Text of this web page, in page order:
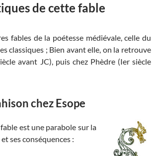
de cette fable
fables de la poétesse médiévale, celle du
classiques ; Bien avant elle, on la retrouve
avant JC), puis chez Phèdre (Ier siècle
chez Esope
est une parabole sur la
ses conséquences :